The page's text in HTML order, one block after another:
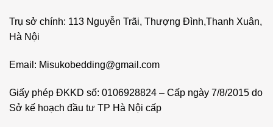
Trụ sở chính: 113 Nguyễn Trãi, Thượng Đình,Thanh Xuân,
Hà Nội
Email: Misukobedding@gmail.com
Giấy phép ĐKKD số: 0106928824 – Cấp ngày 7/8/2015 do
Sở kế hoạch đầu tư TP Hà Nội cấp